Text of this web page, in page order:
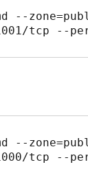
--
tcp --
--
tcp --